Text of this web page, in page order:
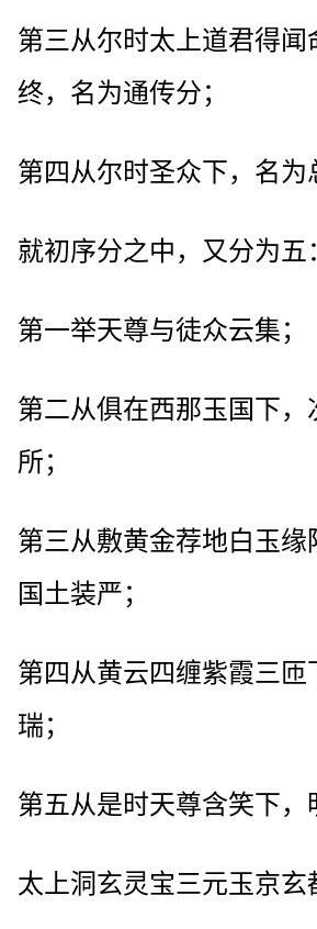
第三从尔时太上道君得闻
终，名为通传分；
第四从尔时圣众下，名为
就初序分之中，又分为五
第一举天尊与徒众云集；
第二从俱在西那玉国下，
所；
第三从敷黄金荐地白玉缘
国土装严；
第四从黄云四缠紫霞三匝
瑞；
第五从是时天尊含笑下，
太上洞玄灵宝三元玉京玄